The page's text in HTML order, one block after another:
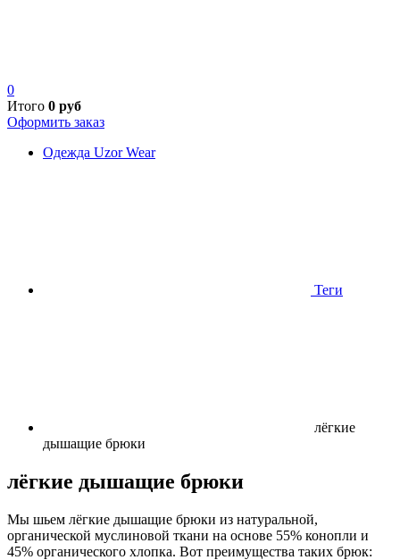
0
Итого 0 руб
Оформить заказ
Одежда Uzor Wear
Теги
лёгкие
дышащие брюки
лёгкие дышащие брюки
Мы шьем лёгкие дышащие брюки из натуральной,
органической муслиновой ткани на основе 55% конопли и
45% органического хлопка. Вот преимущества таких брюк: